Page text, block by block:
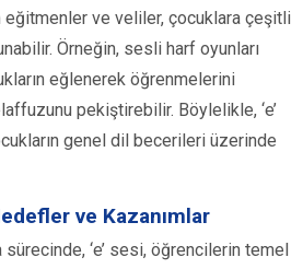
ve veliler, çocuklara çeşitli
Örneğin, sesli harf oyunları
eğlenerek öğrenmelerini
pekiştirebilir. Böylelikle, ‘e’
genel dil becerileri üzerinde
ve Kazanımlar
‘e’ sesi, öğrencilerin temel